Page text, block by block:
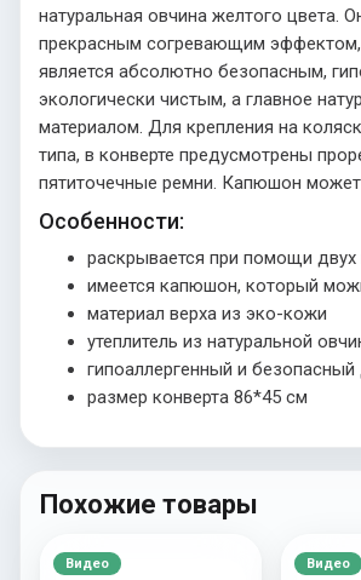
натуральная овчина желтого цвета.
прекрасным согревающим
является абсолютно безопасным,
экологически чистым, а главное
материалом. Для крепления на
типа, в конверте предусмотрены
пятиточечные ремни. Капюшон может
Особенности:
раскрывается при помощи
имеется капюшон, который
материал верха из эко-кожи
утеплитель из натуральной
гипоаллергенный и безопасный
размер конверта 86*45 см
Похожие товары
Видео Видео